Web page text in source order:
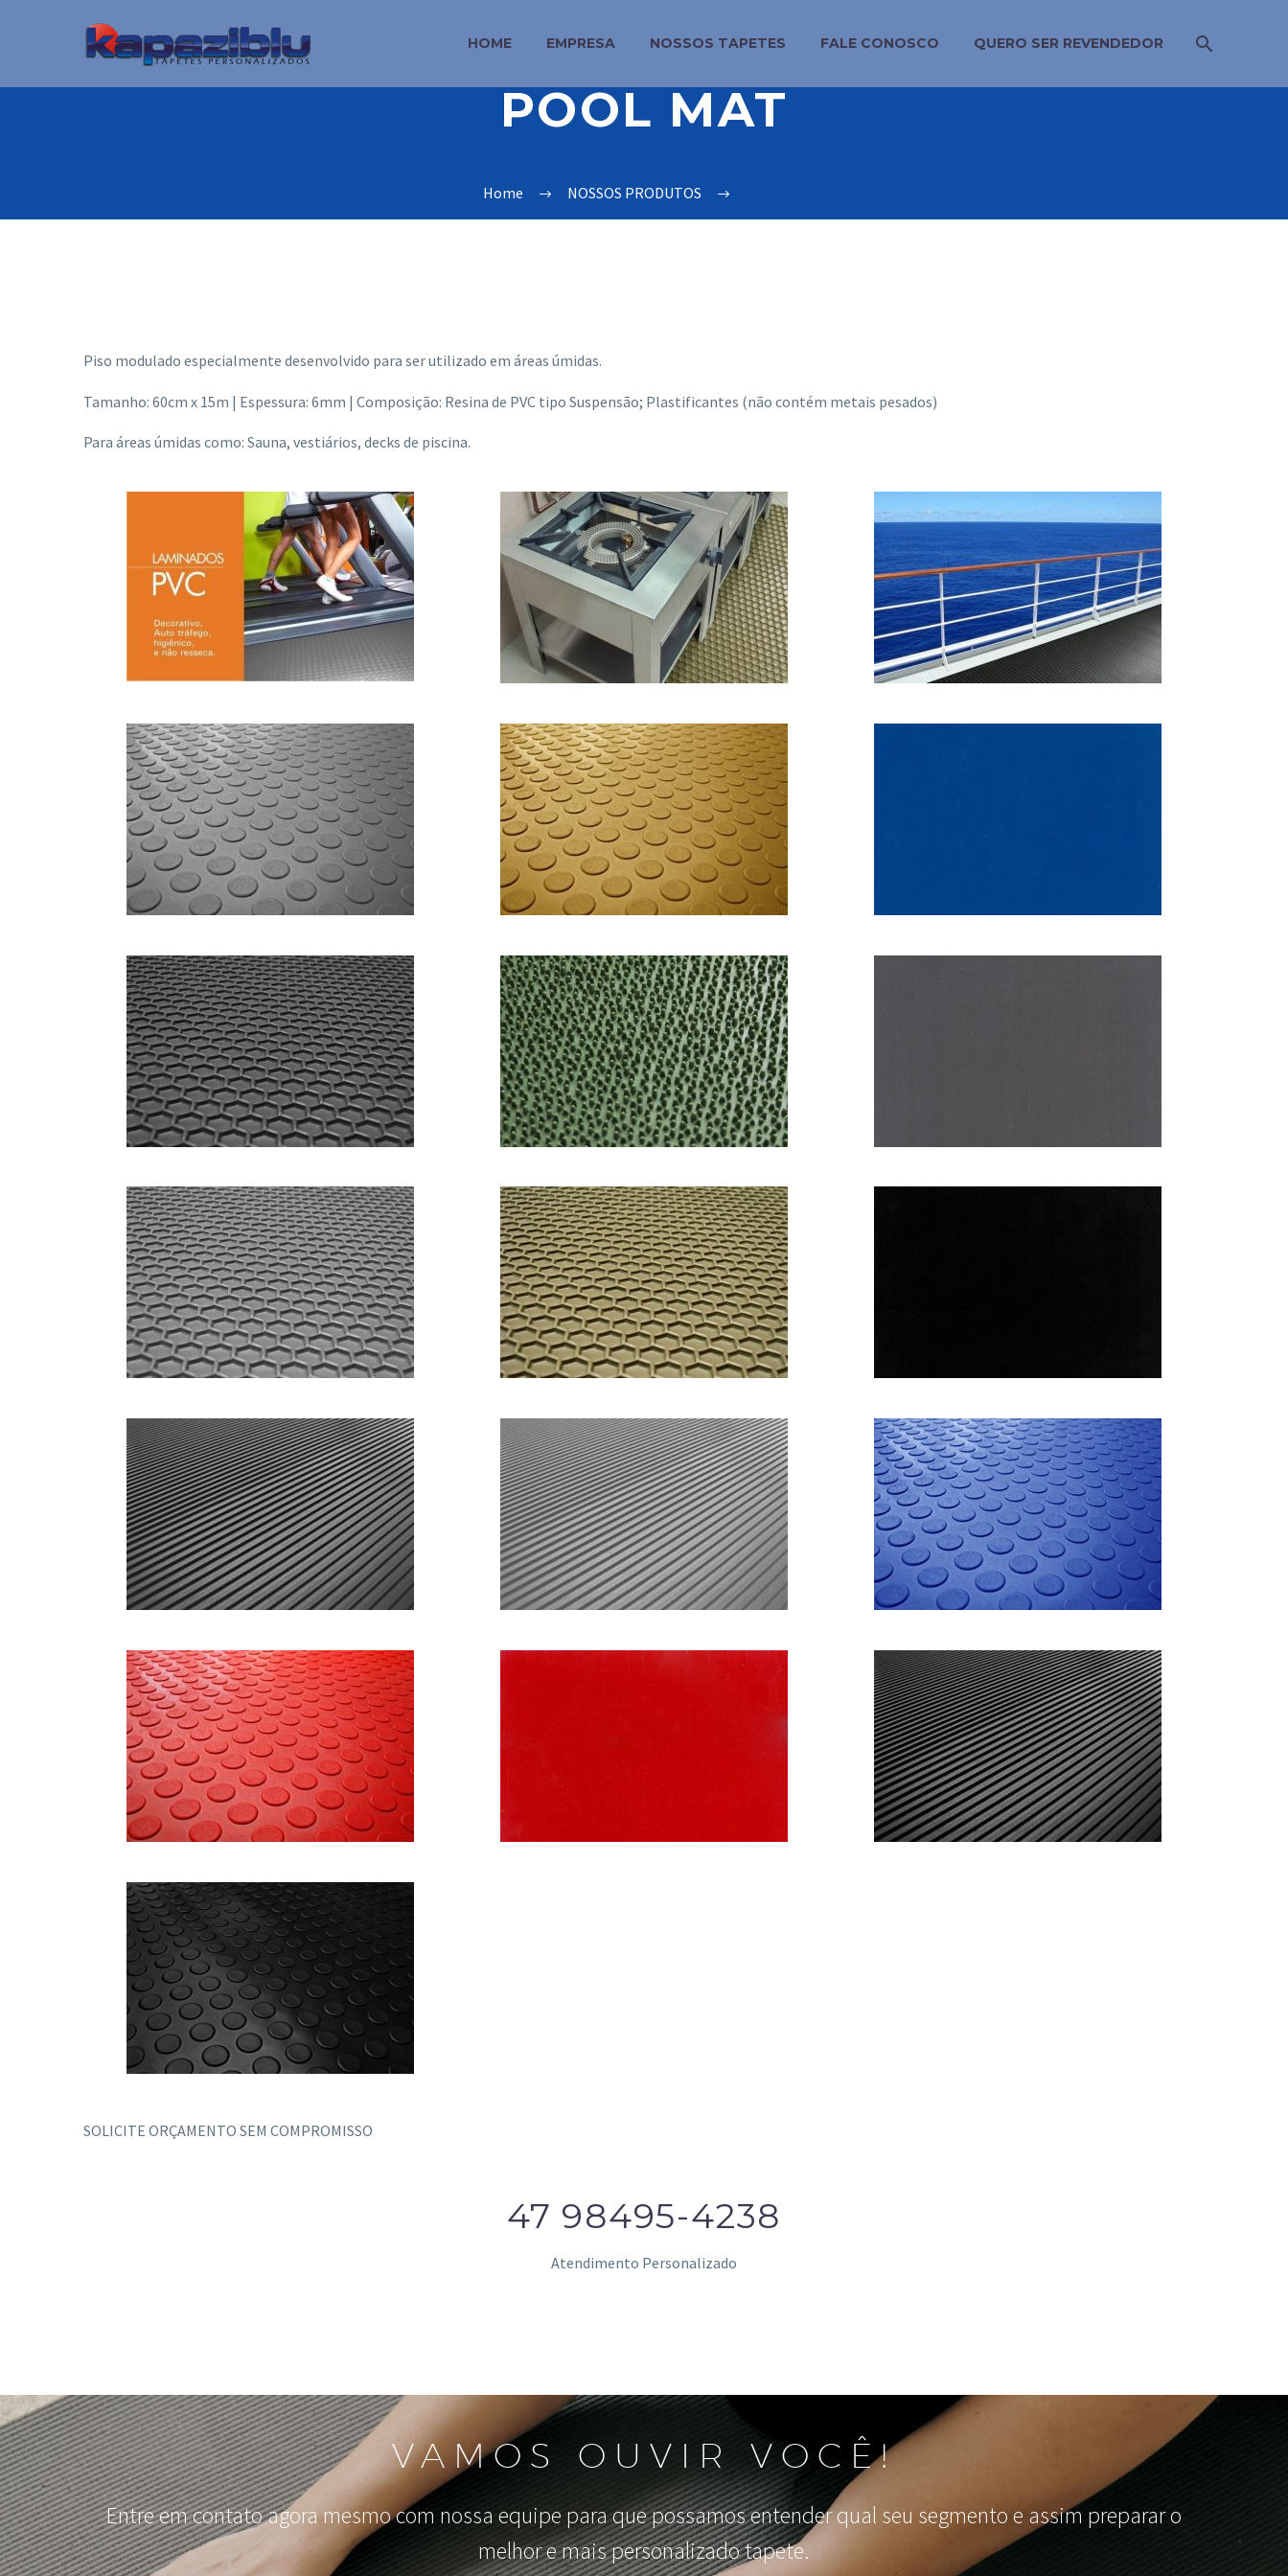
HOME EMPRESA NOSSOS TAPETES FALE CONOSCO QUERO SER REVENDEDOR
POOL MAT
Home NOSSOS PRODUTOS
Piso modulado especialmente desenvolvido para ser utilizado em áreas úmidas.
Tamanho: 60cm x 15m | Espessura: 6mm | Composição: Resina de PVC tipo Suspensão; Plastificantes (não contém metais pesados)
Para áreas úmidas como: Sauna, vestiários, decks de piscina.
SOLICITE ORÇAMENTO SEM COMPROMISSO
47 98495-4238
Atendimento Personalizado
VAMOS OUVIR VOCÊ!
Entre em contato agora mesmo com nossa equipe para que possamos entender qual seu segmento e assim preparar o
melhor e mais personalizado tapete.